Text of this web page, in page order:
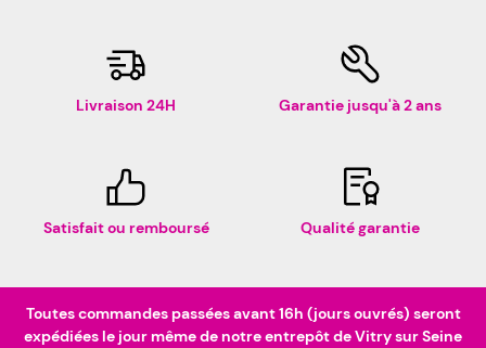
Livraison 24H Garantie jusqu'à 2 ans
Satisfait ou remboursé Qualité garantie
Toutes commandes passées avant 16h (jours ouvrés) seront
expédiées le jour même de notre entrepôt de Vitry sur Seine